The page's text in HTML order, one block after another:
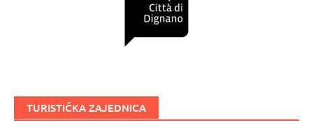
TURISTIČKA ZAJEDNICA